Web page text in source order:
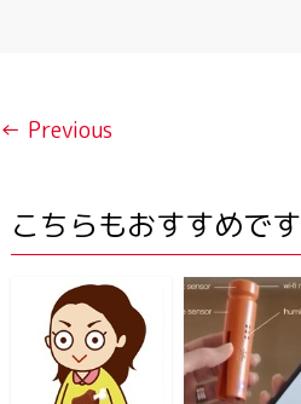
← Previous
こちらもおすすめです